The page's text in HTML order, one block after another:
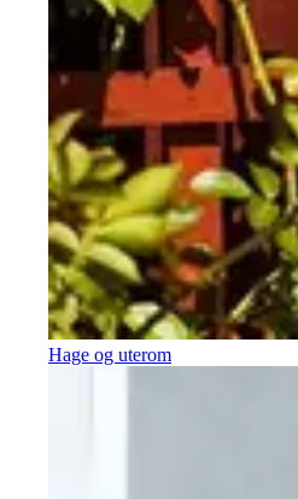
Hage og uterom